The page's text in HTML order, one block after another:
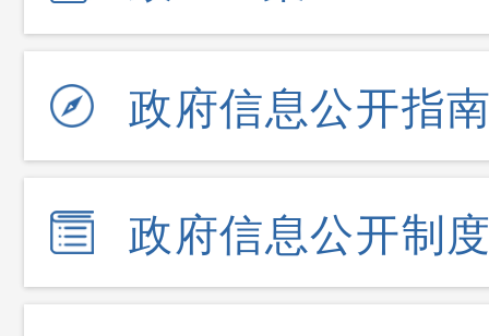
政府信息公开指
政府信息公开制